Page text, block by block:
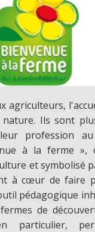
agriculteurs,
Ils sont
profession
à la ferme »,
et symbolisé
à cœur de faire
pédagogique
de
particulier,